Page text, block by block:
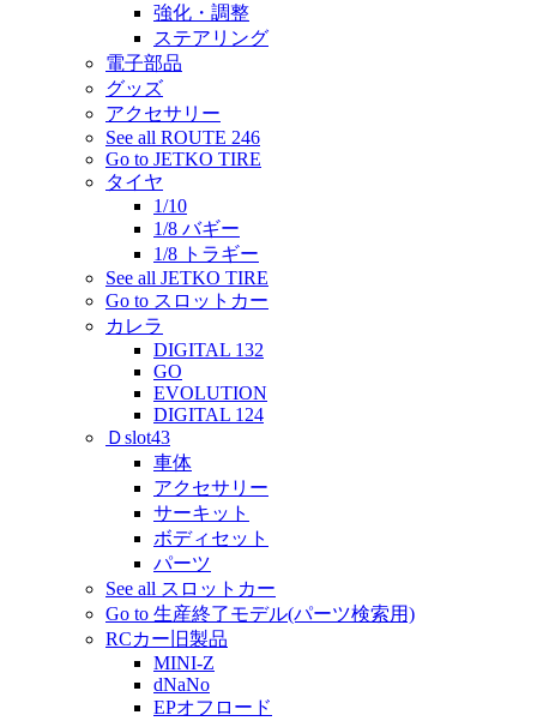
強化・調整
ステアリング
電子部品
グッズ
アクセサリー
See all ROUTE 246
Go to JETKO TIRE
タイヤ
1/10
1/8 バギー
1/8 トラギー
See all JETKO TIRE
Go to スロットカー
カレラ
DIGITAL 132
GO
EVOLUTION
DIGITAL 124
Ｄslot43
車体
アクセサリー
サーキット
ボディセット
パーツ
See all スロットカー
Go to 生産終了モデル(パーツ検索用)
RCカー旧製品
MINI-Z
dNaNo
EPオフロード